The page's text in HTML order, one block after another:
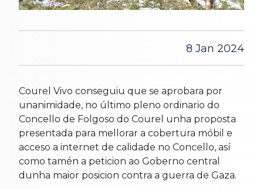
8 Jan 2024
Courel Vivo conseguiu que se aprobara por
unanimidade, no último pleno ordinario do
Concello de Folgoso do Courel unha proposta
presentada para mellorar a cobertura móbil e
acceso a internet de calidade no Concello, así
como tamén a peticion ao Goberno central
dunha maior posicion contra a guerra de Gaza.